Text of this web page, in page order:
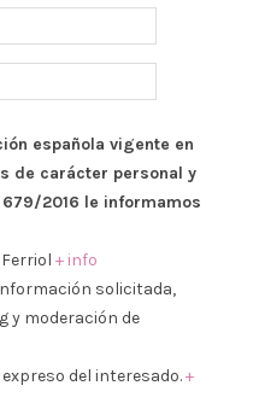
española vigente en
de carácter personal y
679/2016 le informamos
+ info
solicitada,
y moderación de
del interesado.+